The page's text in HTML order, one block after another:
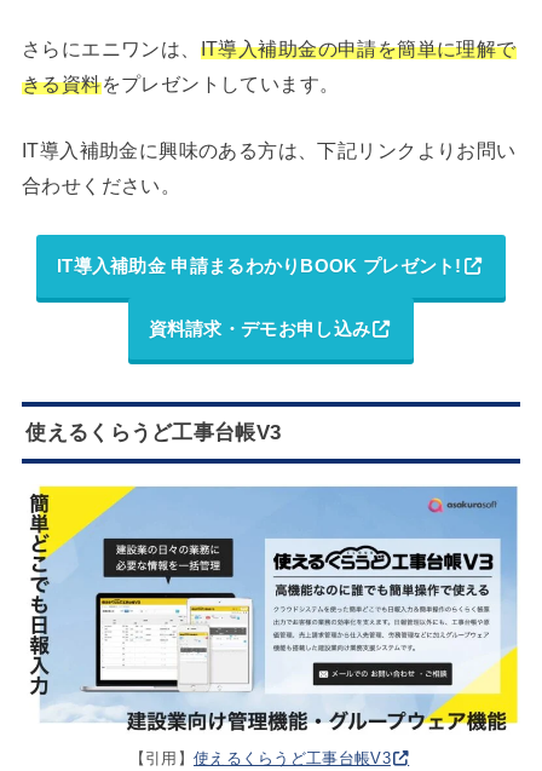
さらにエニワンは、 IT導入補助金の申請を簡単に理解で
きる資料をプレゼントしています。
IT導入補助金に興味のある方は、下記リンクよりお問い
合わせください。
IT導入補助金 申請まるわかりBOOK プレゼント!
資料請求・デモお申し込み
使えるくらうど工事台帳V3
【引用】 使えるくらうど工事台帳V3